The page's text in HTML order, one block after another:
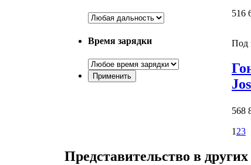
Время зарядки
516
Под
568
1 23
Представительство в